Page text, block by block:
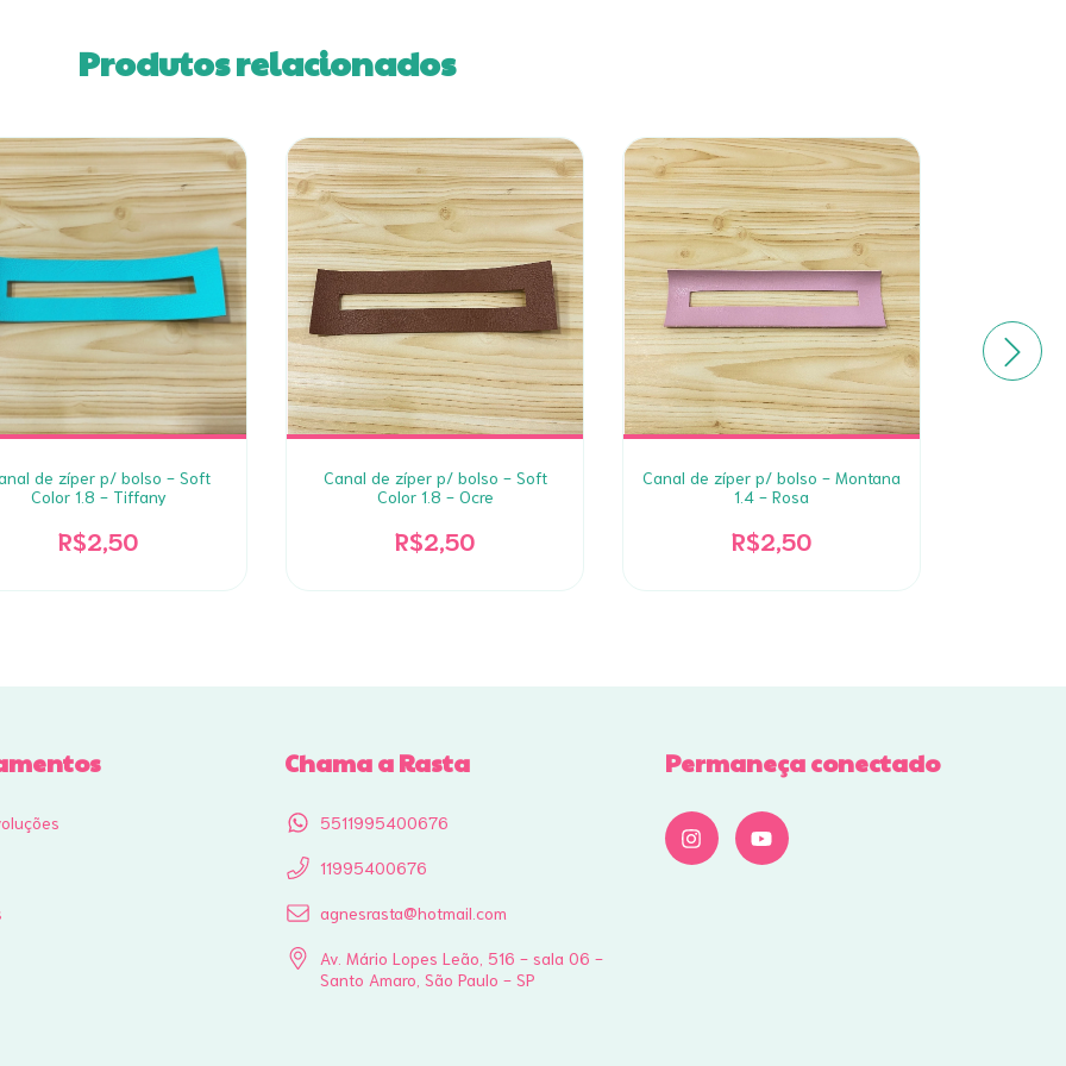
Produtos relacionados
de zíper p/ bolso - Soft
Color 1.8 - Tiffany
R$2,50
Canal de zíper p/ bolso - Soft
Color 1.8 - Ocre
R$2,50
Canal de zíper p/ bolso - Montana
1.4 - Rosa
R$2,50
Chama a Rasta
5511995400676
11995400676
agnesrasta@hotmail.com
Av. Mário Lopes Leão, 516 - sala 06 -
Santo Amaro, São Paulo - SP
Permaneça conectado